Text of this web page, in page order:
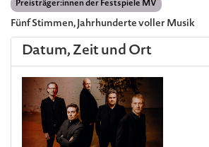
Preisträger:innen der Festspiele MV
Fünf Stimmen, Jahrhunderte voller Musik
Datum, Zeit und Ort